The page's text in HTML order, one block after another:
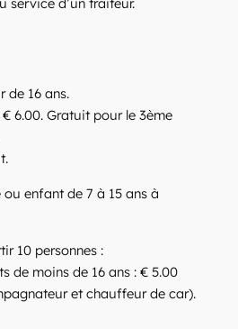
de 16 ans.
6.00. Gratuit pour le 3ème
enfant de 7 à 15 ans à
10 personnes :
de moins de 16 ans : € 5.00
et chauffeur de car).